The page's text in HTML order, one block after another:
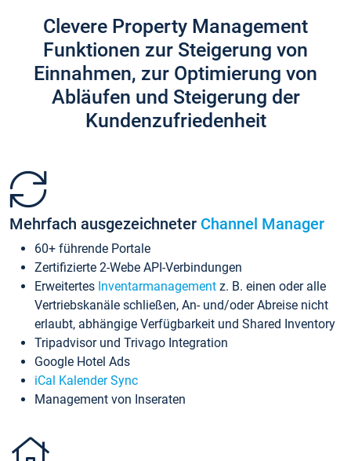
Clevere Property Management
Funktionen zur Steigerung von
Einnahmen, zur Optimierung von
Abläufen und Steigerung der
Kundenzufriedenheit
Mehrfach ausgezeichneter Channel Manager
60+ führende Portale
Zertifizierte 2-Webe API-Verbindungen
Erweitertes Inventarmanagement z. B. einen oder alle
Vertriebskanäle schließen, An- und/oder Abreise nicht
erlaubt, abhängige Verfügbarkeit und Shared Inventory
Tripadvisor und Trivago Integration
Google Hotel Ads
iCal Kalender Sync
Management von Inseraten